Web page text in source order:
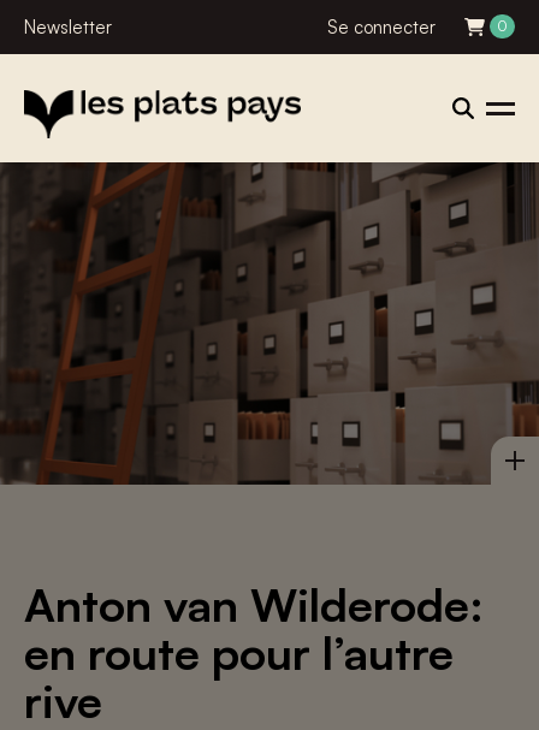
Newsletter Se connecter 0
Anton van Wilderode:
en route pour l’autre
rive